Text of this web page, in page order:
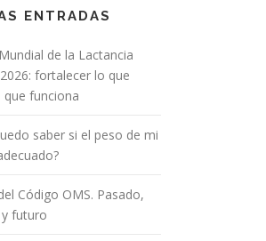
ENTRADAS
de la Lactancia
fortalecer lo que
que funciona
saber si el peso de mi
Código OMS. Pasado,
futuro